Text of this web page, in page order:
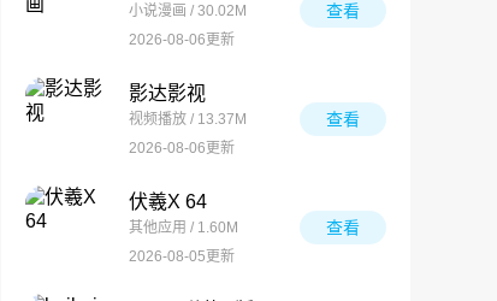
小说漫画 / 30.02M
2026-08-06更新
查看
影达影视
视频播放 / 13.37M
2026-08-06更新
查看
伏羲X 64
其他应用 / 1.60M
2026-08-05更新
查看